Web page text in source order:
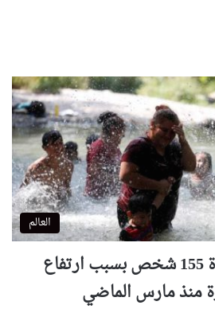
العالم
المكسيك: وفاة 155 شخص بسبب ارتفاع
منذ مارس الماضي